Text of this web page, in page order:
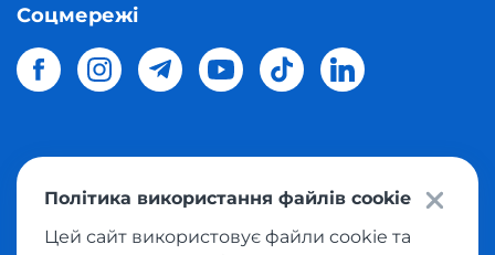
Соцмережі
магазинів світу в Україну.Всі права захищені
Політика використання файлів cookie
Цей сайт використовує файли cookie та